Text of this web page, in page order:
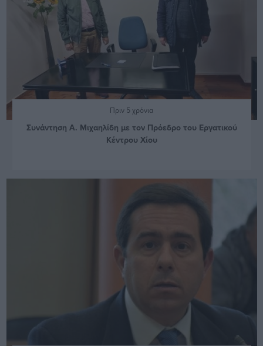
Πριν 5 χρόνια
Συνάντηση Α. Μιχαηλίδη με τον Πρόεδρο του Εργατικού
Κέντρου Χίου